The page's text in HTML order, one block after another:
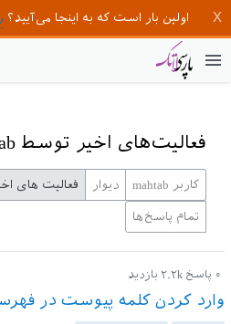
اولین بار است که به اینجا می‌آیید؟
فعالیت‌های اخیر توسط mahtab
کاربر mahtab دیوار فعالیت های
تمام پاسخ‌ها
۰ پاسخ ۲.۲k بازدید
وارد کردن کلمه پیوست در